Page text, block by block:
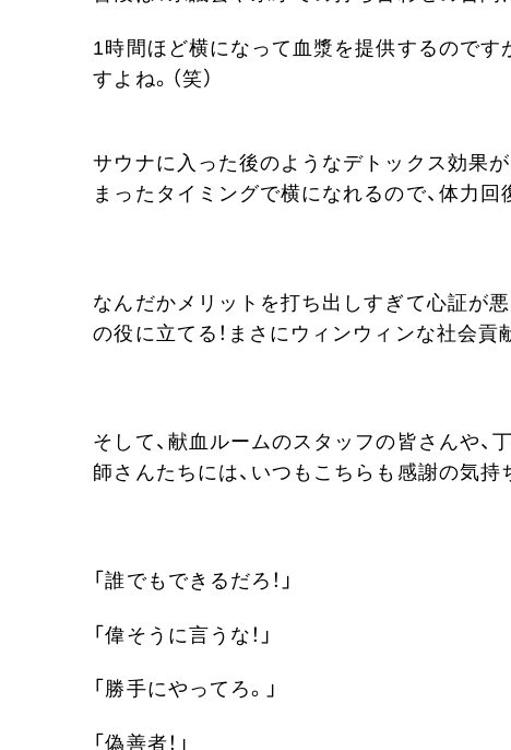
1時間ほど横になって血漿を提供するのです
すよね。（笑）
サウナに入った後のようなデトックス効果
まったタイミングで横になれるので、体力
なんだかメリットを打ち出しすぎて心証が
の役に立てる！まさにウィンウィンな社会貢
そして、献血ルームのスタッフの皆さんや
師さんたちには、いつもこちらも感謝の気持
「誰でもできるだろ！」
「偉そうに言うな！」
「勝手にやってろ。」
「偽善者！」